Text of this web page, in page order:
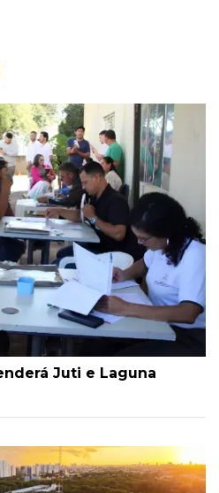
Juti e Laguna